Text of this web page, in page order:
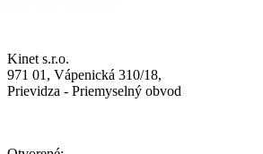
Kinet s.r.o.
971 01, Vápenická 310/18,
Prievidza - Priemyselný obvod